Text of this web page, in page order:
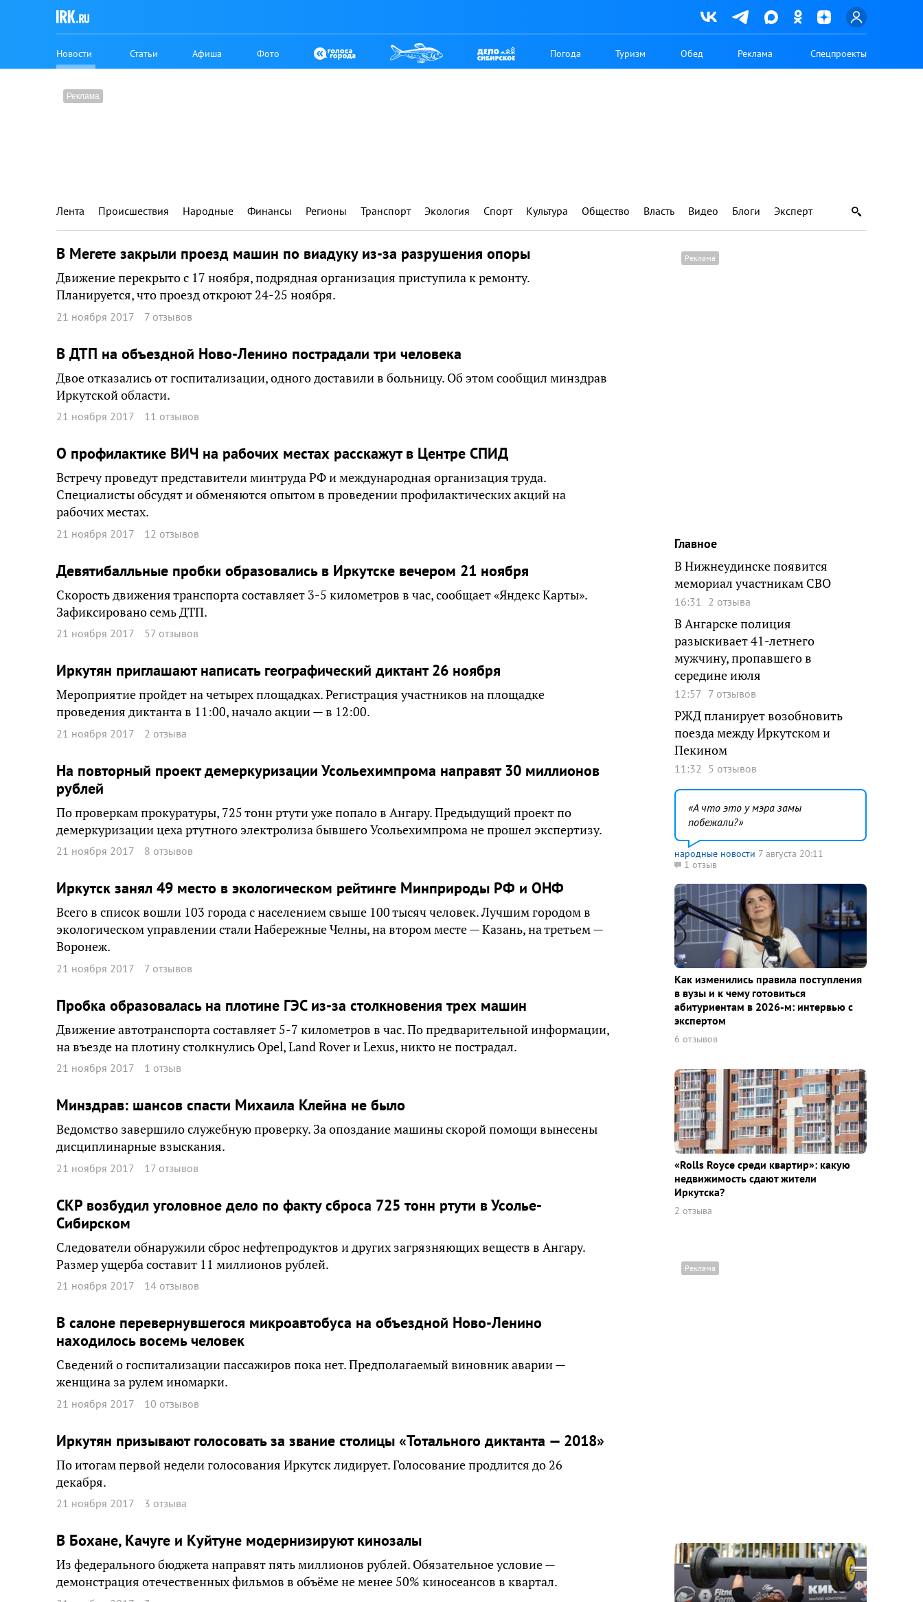
Новости Статьи Афиша Фото Погода Туризм Обед Реклама Спецпроекты
Лента Происшествия Народные Финансы Регионы Транспорт Экология Спорт Культура Общество Власть Видео Блоги Эксперт
В Мегете закрыли проезд машин по виадуку из-за разрушения опоры
Движение перекрыто с 17 ноября, подрядная организация приступила к ремонту.
Планируется, что проезд откроют 24-25 ноября.
21 ноября 2017 7 отзывов
В ДТП на объездной Ново-Ленино пострадали три человека
Двое отказались от госпитализации, одного доставили в больницу. Об этом сообщил минздрав
Иркутской области.
21 ноября 2017 11 отзывов
О профилактике ВИЧ на рабочих местах расскажут в Центре СПИД
Встречу проведут представители минтруда РФ и международная организация труда.
Специалисты обсудят и обменяются опытом в проведении профилактических акций на
рабочих местах.
21 ноября 2017 12 отзывов
Девятибалльные пробки образовались в Иркутске вечером 21 ноября
Скорость движения транспорта составляет 3-5 километров в час, сообщает «Яндекс Карты».
Зафиксировано семь ДТП.
21 ноября 2017 57 отзывов
Иркутян приглашают написать географический диктант 26 ноября
Мероприятие пройдет на четырех площадках. Регистрация участников на площадке
проведения диктанта в 11:00, начало акции — в 12:00.
21 ноября 2017 2 отзыва
На повторный проект демеркуризации Усольехимпрома направят 30 миллионов
рублей
По проверкам прокуратуры, 725 тонн ртути уже попало в Ангару. Предыдущий проект по
демеркуризации цеха ртутного электролиза бывшего Усольехимпрома не прошел экспертизу.
21 ноября 2017 8 отзывов
Иркутск занял 49 место в экологическом рейтинге Минприроды РФ и ОНФ
Всего в список вошли 103 города с населением свыше 100 тысяч человек. Лучшим городом в
экологическом управлении стали Набережные Челны, на втором месте — Казань, на третьем —
Воронеж.
21 ноября 2017 7 отзывов
Пробка образовалась на плотине ГЭС из-за столкновения трех машин
Движение автотранспорта составляет 5-7 километров в час. По предварительной информации,
на въезде на плотину столкнулись Opel, Land Rover и Lexus, никто не пострадал.
21 ноября 2017 1 отзыв
Минздрав: шансов спасти Михаила Клейна не было
Ведомство завершило служебную проверку. За опоздание машины скорой помощи вынесены
дисциплинарные взыскания.
21 ноября 2017 17 отзывов
СКР возбудил уголовное дело по факту сброса 725 тонн ртути в Усолье-
Сибирском
Следователи обнаружили сброс нефтепродуктов и других загрязняющих веществ в Ангару.
Размер ущерба составит 11 миллионов рублей.
21 ноября 2017 14 отзывов
В салоне перевернувшегося микроавтобуса на объездной Ново-Ленино
находилось восемь человек
Сведений о госпитализации пассажиров пока нет. Предполагаемый виновник аварии —
женщина за рулем иномарки.
21 ноября 2017 10 отзывов
Иркутян призывают голосовать за звание столицы «Тотального диктанта — 2018»
По итогам первой недели голосования Иркутск лидирует. Голосование продлится до 26
декабря.
21 ноября 2017 3 отзыва
В Бохане, Качуге и Куйтуне модернизируют кинозалы
Из федерального бюджета направят пять миллионов рублей. Обязательное условие —
демонстрация отечественных фильмов в объёме не менее 50% киносеансов в квартал.
Главное
В Нижнеудинске появится
мемориал участникам СВО
16:31 2 отзыва
В Ангарске полиция
разыскивает 41-летнего
мужчину, пропавшего в
середине июля
12:57 7 отзывов
РЖД планирует возобновить
поезда между Иркутском и
Пекином
11:32 5 отзывов
А что это у мэра замы
побежали?
народные новости 7 августа 20:11
1 отзыв
Как изменились правила поступления
в вузы и к чему готовиться
абитуриентам в 2026-м: интервью с
экспертом
6 отзывов
«Rolls Royce среди квaртир»: какую
недвижимость сдают жители
Иркутска?
2 отзыва